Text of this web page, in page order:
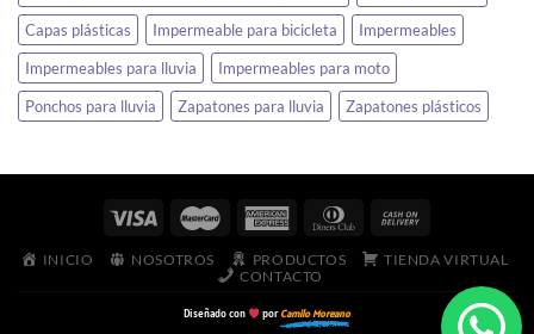
Capas plásticas
Impermeable para bicicleta
Impermeables
Impermeables para lluvia
Impermeables para moto
Ponchos para lluvia
Zapatones para lluvia Zapatones plásticos
INICIO NOSOTROS PRODUCTOS
TIENDA VIRTUAL
CONTACTO
Diseñado con porCamilo Moreano